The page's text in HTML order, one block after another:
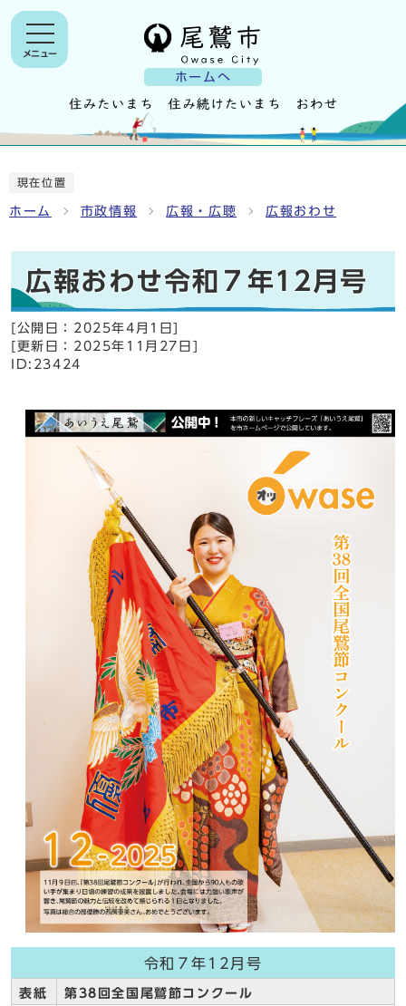
ホームへ
メニュー
現在位置
ホーム 市政情報 広報・広聴 広報おわせ
広報おわせ令和７年12月号
[公開日： 2025年4月1日
[更新日： 2025年11月27日
ID:23424
令和７年12月号
表紙 第38回全国尾鷲節コンクール